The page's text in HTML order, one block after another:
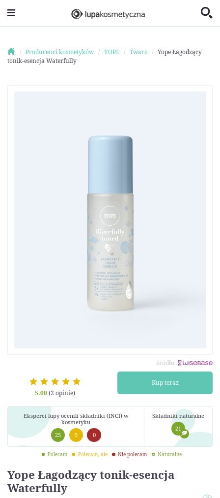
Producenci kosmetyków YOPE Twarz
Yope Łagodzący
tonik-esencja Waterfully
Yope Łagodzący tonik-esencja
Waterfully
źródło
5.00(2 opinie)
Kup teraz
Eksperci lupy ocenili składniki (INCI) w
kosmetyku
25
5 0
Składniki naturalne
21
Polecam Polecam, ale Nie polecam Naturalne